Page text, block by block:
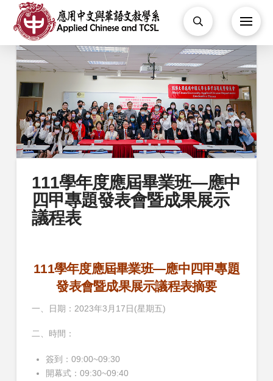
111學年度應屆畢業班—應中
四甲專題發表會暨成果展示
議程表
111學年度應屆畢業班—應中四甲專題
發表會暨成果展示議程表摘要
一、日期：2023年3月17日(星期五)
二、時間：
簽到：09:00~09:30
開幕式：09:30~09:40